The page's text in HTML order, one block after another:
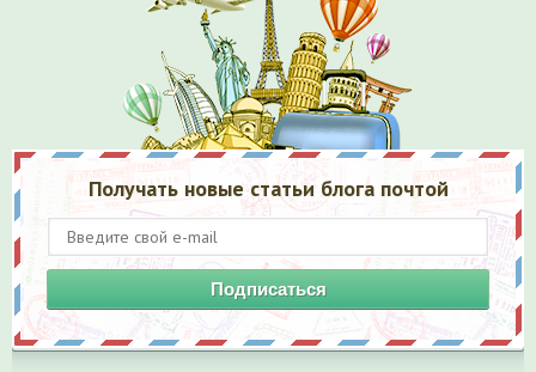
Получать новые статьи блога почтой
Подписаться